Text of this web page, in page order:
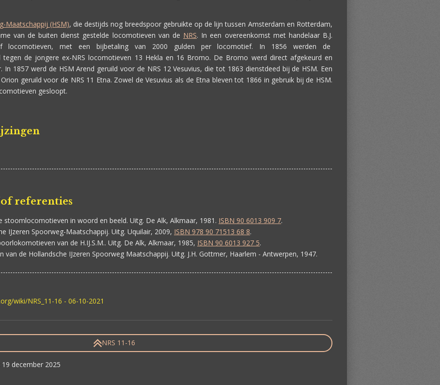
Maatschappij (HSM), die destijds nog breedspoor gebruikte op de lijn tussen Amsterdam en Rotterdam,
van de buiten dienst gestelde locomotieven van de NRS. In een overeenkomst met handelaar B.J.
locomotieven, met een bijbetaling van 2000 gulden per locomotief. In 1856 werden de
tegen de jongere ex-NRS locomotieven 13 Hekla en 16 Bromo. De Bromo werd direct afgekeurd en
In 1857 werd de HSM Arend geruild voor de NRS 12 Vesuvius, die tot 1863 dienstdeed bij de HSM. Een
geruild voor de NRS 11 Etna. Zowel de Vesuvius als de Etna bleven tot 1866 in gebruik bij de HSM.
gesloopt.
referenties
stoomlocomotieven in woord en beeld. Uitg. De Alk, Alkmaar, 1981. ISBN 90 6013 909 7.
IJzeren Spoorweg-Maatschappij. Uitg. Uquilair, 2009, ISBN 978 90 71513 68 8.
van de H.IJ.S.M.. Uitg. De Alk, Alkmaar, 1985, ISBN 90 6013 927 5.
van de Hollandsche IJzeren Spoorweg Maatschappij. Uitg. J.H. Gottmer, Haarlem - Antwerpen, 1947.
wiki/NRS_11-16 - 06-10-2021
NRS 11-16
december 2025